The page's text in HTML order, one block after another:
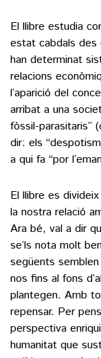
El llibre estudia
estat cabdals
han determinat
relacions
l’aparició del
arribat a una
fòssil-parasitaris”
dir: els
a qui fa “por
El llibre es
la nostra relació
Ara bé, val a dir
se’ls nota molt
següents
nos fins al fons
plantegen. Amb
repensar. Per
perspectiva
humanitat que